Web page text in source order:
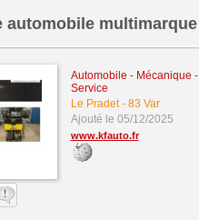
automobile
Automobile - Mécanique
Service
Le Pradet- 83 Var
Ajouté le 05/12/2025
www.kfauto.fr